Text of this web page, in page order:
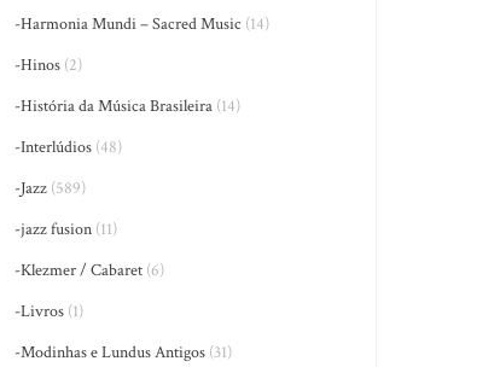
-Harmonia Mundi – Sacred Music (14)
-Hinos (2)
-História da Música Brasileira (14)
-Interlúdios (48)
-Jazz (589)
-jazz fusion (11)
-Klezmer / Cabaret (6)
-Livros (1)
-Modinhas e Lundus Antigos (31)